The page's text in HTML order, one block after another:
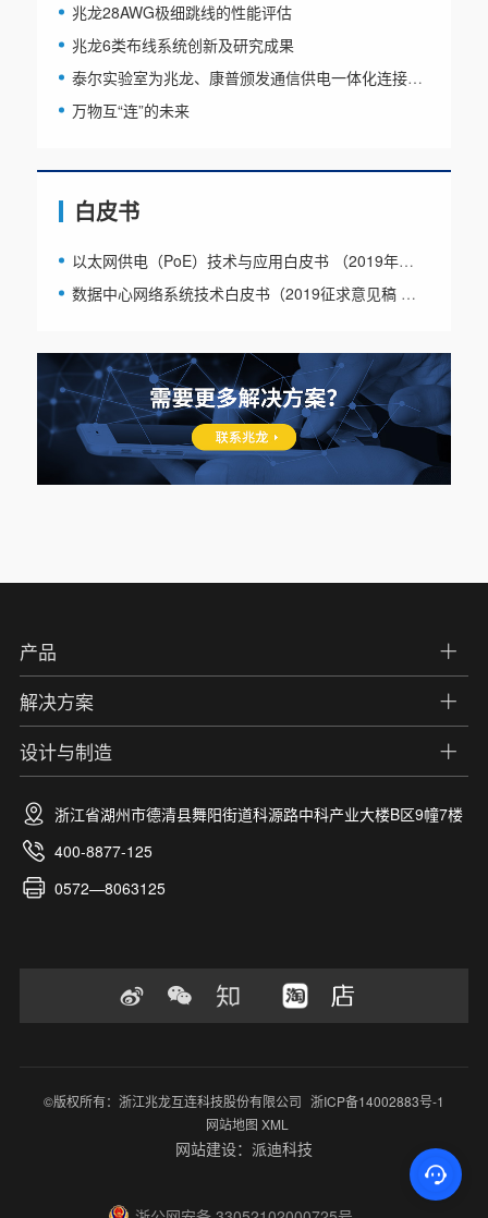
兆龙28AWG极细跳线的性能评估
兆龙6类布线系统创新及研究成果
泰尔实验室为兆龙、康普颁发通信供电一体化连接方案性能评测证书
万物互“连”的未来
白皮书
以太网供电（PoE）技术与应用白皮书 （2019年版）
数据中心网络系统技术白皮书（2019征求意见稿 版权属于CDCC）
产品
解决方案
设计与制造
浙江省湖州市德清县舞阳街道科源路中科产业大楼B区9幢7楼
400-8877-125
0572—8063125
©版权所有：浙江兆龙互连科技股份有限公司 浙ICP备14002883号-1
网站地图 XML
网站建设：派迪科技